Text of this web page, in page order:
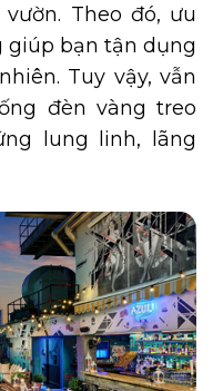
Theo đó, ưu
giúp bạn tận dụng
Tuy vậy, vẫn
đèn vàng treo
lung linh, lãng